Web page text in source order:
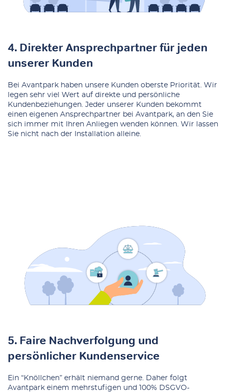
4. Direkter Ansprechpartner für jeden
unserer Kunden
Bei Avantpark haben unsere Kunden oberste Priorität. Wir
legen sehr viel Wert auf direkte und persönliche
Kundenbeziehungen. Jeder unserer Kunden bekommt
einen eigenen Ansprechpartner bei Avantpark, an den Sie
sich immer mit Ihren Anliegen wenden können. Wir lassen
Sie nicht nach der Installation alleine.
5. Faire Nachverfolgung und
persönlicher Kundenservice
Ein “Knöllchen” erhält niemand gerne. Daher folgt
Avantpark einem mehrstufigen und 100% DSGVO-